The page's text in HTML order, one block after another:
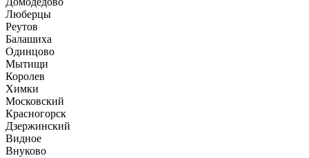
Люберцы
Реутов
Балашиха
Одинцово
Мытищи
Королев
Химки
Московский
Красногорск
Дзержинский
Видное
Внуково